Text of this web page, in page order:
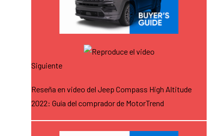
Siguiente
Reseña en video del Jeep Compass High Altitude
2022: Guía del comprador de MotorTrend